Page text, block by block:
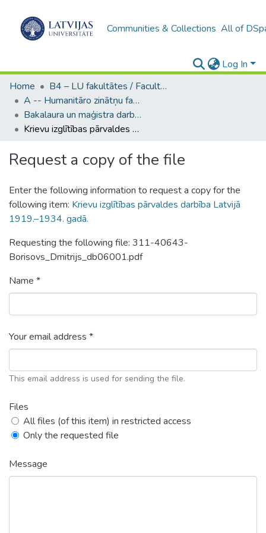
Communities & Collections All of
Log In
Home
B4 – LU fakultātes / Faculties of the UL
A -- Humanitāro zinātņu fakultāte / Faculty of Humanities
Bakalaura un maģistra darbi (HZF) / Bachelor's and Master's theses
Krievu izglītības pārvaldes darbība Latvijā 1919.–1934. gadā.
Request a copy of the file
Enter the following information to request a copy for the
following item: Krievu izglītības pārvaldes darbība Latvijā
1919.–1934. gadā.
Requesting the following file: 311-40643-
Borisovs_Dmitrijs_db06001.pdf
Name *
Your email address *
This email address is used for sending the file.
Files
All files (of this item) in restricted access
Only the requested file
Message